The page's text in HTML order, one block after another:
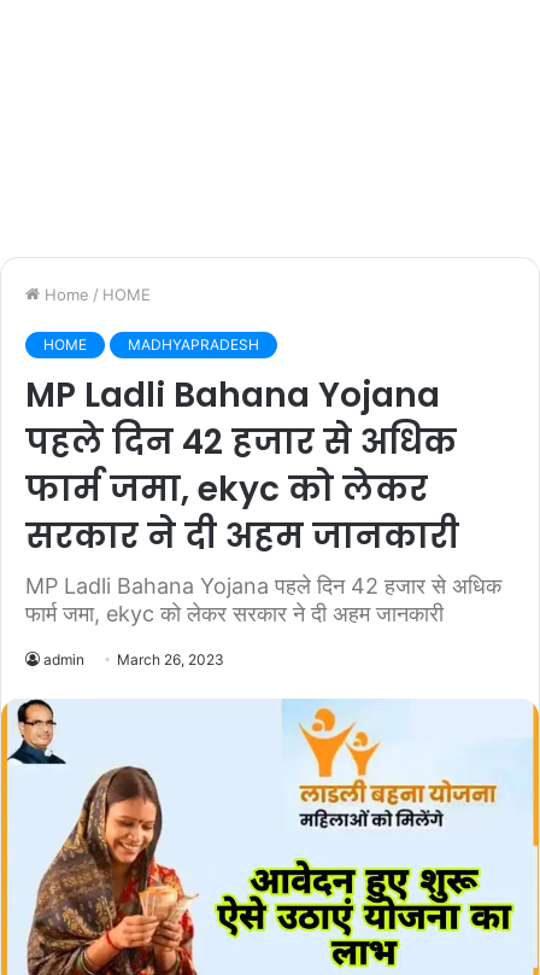
Home / HOME
HOME MADHYAPRADESH
MP Ladli Bahana Yojana
पहले दिन 42 हजार से अधिक
फार्म जमा, ekyc को लेकर
सरकार ने दी अहम जानकारी
MP Ladli Bahana Yojana पहले दिन 42 हजार से अधिक
फार्म जमा, ekyc को लेकर सरकार ने दी अहम जानकारी
admin March 26, 2023